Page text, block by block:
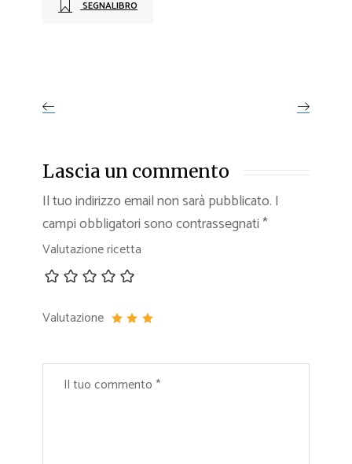
SEGNALIBRO
Lascia un commento
Il tuo indirizzo email non sarà pubblicato. I
campi obbligatori sono contrassegnati*
Valutazione ricetta
Valutazione